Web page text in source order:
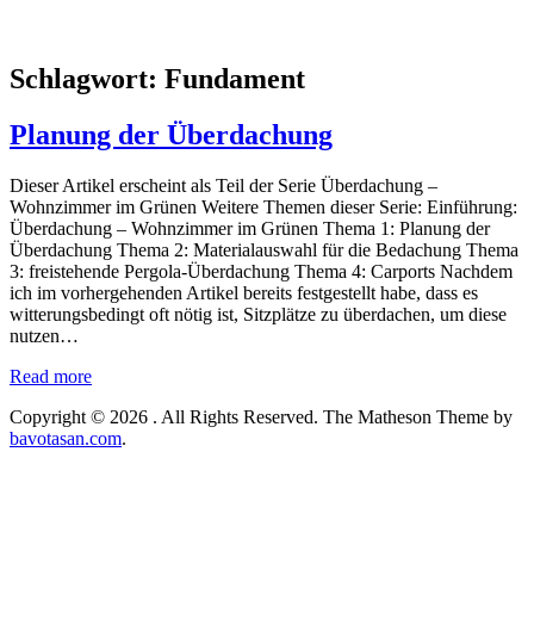
Schlagwort: Fundament
Planung der Überdachung
Dieser Artikel erscheint als Teil der Serie Überdachung –
Wohnzimmer im Grünen Weitere Themen dieser Serie: Einführung:
Überdachung – Wohnzimmer im Grünen Thema 1: Planung der
Überdachung Thema 2: Materialauswahl für die Bedachung Thema
3: freistehende Pergola-Überdachung Thema 4: Carports Nachdem
ich im vorhergehenden Artikel bereits festgestellt habe, dass es
witterungsbedingt oft nötig ist, Sitzplätze zu überdachen, um diese
nutzen…
Read more
Copyright © 2026 . All Rights Reserved. The Matheson Theme by
bavotasan.com.